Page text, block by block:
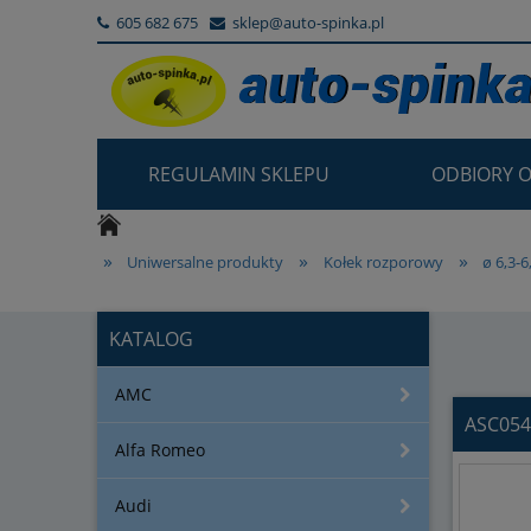
605 682 675 sklep@auto-spinka.pl
REGULAMIN SKLEPU ODBIORY
» Uniwersalne produkty » Kołek rozporowy » ø 6,3-
KATALOG
AMC
Alfa Romeo
Audi